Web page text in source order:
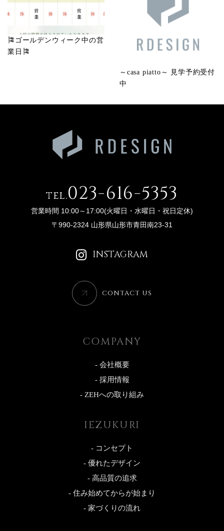
🎏ゴールデンウィーク中の営
業日🎏
～casa piatto～ 見学予約受付
中
tel.023-616-5353
営業時間 10:00～17:00(火曜日・水曜日・祝日定休)
〒990-2324 山形県山形市青田南23-31
INSTAGRAM
CONTACT US
COMPANY
- 会社概要
- 採用情報
- ZEHへの取り組み
IEZUKURI
- コンセプト
- 優れたデザイン
- 高品質の追求
- 住み始めてからが始まり
- 家づくりの流れ